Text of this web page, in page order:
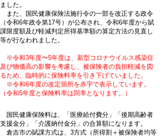
ました。
また、国民健康保険法施行令の一部を改正する政令
（令和6年政令第17号）が公布され、令和6年度から賦
課限度額及び軽減判定所得基準額の算定方法の見直し
等が行なわれました。
※令和3年度〜5年度は、新型コロナウイルス感染症
及び物価高の影響を考慮し、被保険者の負担軽減を図
るため、臨時的に保険料率を引き下げていました。
※令和6年度の改定箇所を赤字で表示しています。
（令和5年度と保険料率は同率となります。）
国民健康保険料は、「医療給付費分」「後期高齢者
支援金分」「介護納付金分」の合算額になります。
倉吉市の賦課方式は、3方式（所得割＋被保険者均等